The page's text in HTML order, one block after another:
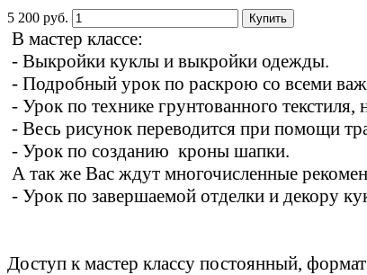
5 200 руб. Купить
В мастер классе:
- Выкройки куклы и выкройки одежды.
- Подробный урок по раскрою со всеми
- Урок по технике грунтованного
- Весь рисунок переводится при помощи
- Урок по созданию кроны шапки.
А так же Вас ждут многочисленные
- Урок по завершаемой отделки и декору
Доступ к мастер классу постоянный,